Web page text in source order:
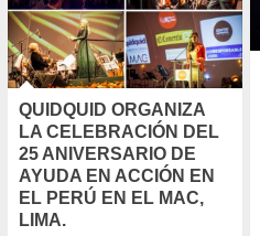
QUIDQUID ORGANIZA
LA CELEBRACIÓN DEL
25 ANIVERSARIO DE
AYUDA EN ACCIÓN EN
EL PERÚ EN EL MAC,
LIMA.